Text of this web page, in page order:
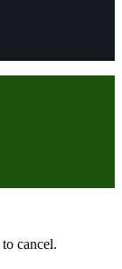
to cancel.